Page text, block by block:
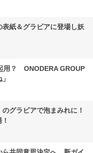
紙＆グラビアに登場し妖
用？ ONODERA GROUP
グラビアで泡まみれに！